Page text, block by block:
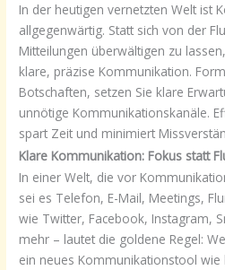
In der heutigen vernetzten Welt ist
allgegenwärtig. Statt sich von der
Mitteilungen überwältigen zu
klare, präzise Kommunikation.
Botschaften, setzen Sie klare
unnötige Kommunikationskanäle.
spart Zeit und minimiert
Klare Kommunikation: Fokus statt
In einer Welt, die vor
sei es Telefon, E-Mail, Meetings,
wie Twitter, Facebook, Instagram,
mehr – lautet die goldene Regel:
ein neues Kommunikationstool wie